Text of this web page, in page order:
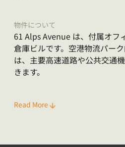
物件について
61 Alps Avenue は、付属オフ
倉庫ビルです。空港物流パー
は、主要高速道路や公共交通
きます。
Read More